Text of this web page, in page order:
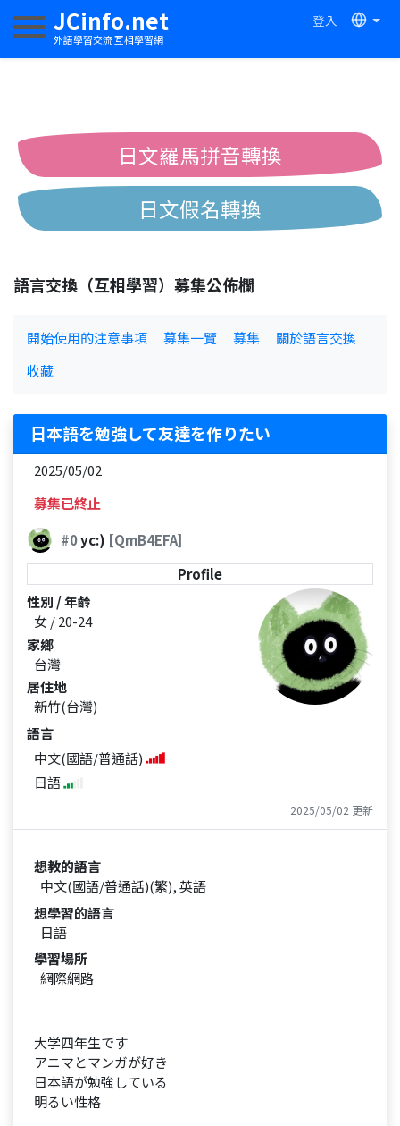
JCinfo.net
外語學習交流 互相學習網
登入
切換導航
日文羅馬拼音轉換
日文假名轉換
語言交換（互相學習）募集公佈欄
開始使用的注意事項 募集一覽 募集
關於語言交換
收藏
日本語を勉強して友達を作りたい
2025/05/02
募集已終止
#0yc:) [QmB4EFA]
Profile
性別 / 年齡
女 / 20-24
家鄉
台灣
居住地
新竹(台灣)
語言
中文(國語/普通話)
日語
2025/05/02 更新
想教的語言
中文(國語/普通話)(繁), 英語
想學習的語言
日語
學習場所
網際網路
大学四年生です
アニマとマンガが好き
日本語が勉強している
明るい性格